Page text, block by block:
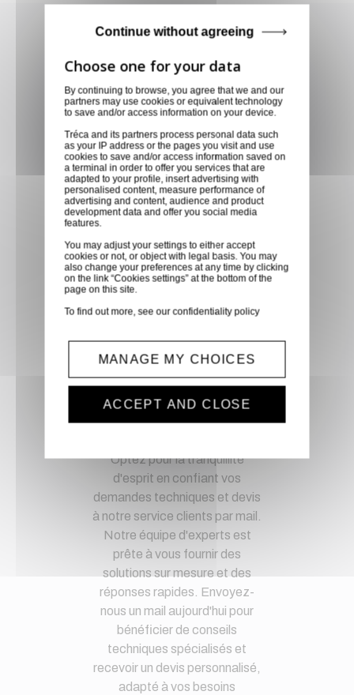
Achetez en toute confiance
Notre équipe est à votre service depuis 20 ans.
Livraison via GLS
Retirer vos produits
directement en magasin ou
faites vous livrer chez vous ou
dans les points relais de notre
France métropolitaine et en
Europe entre 24h et 48h après
mise à disposition des produits
Optez pour la tranquillité
d'esprit en confiant vos
demandes techniques et devis
à notre service clients par mail.
Notre équipe d'experts est
prête à vous fournir des
solutions sur mesure et des
réponses rapides. Envoyez-
nous un mail aujourd'hui pour
bénéficier de conseils
techniques spécialisés et
recevoir un devis personnalisé,
adapté à vos besoins
By continuing to browse, you agree that we and our
partners may use cookies or equivalent technology
to save and/or access information on your device.
Tréca and its partners process personal data such
as your IP address or the pages you visit and use
cookies to save and/or access information saved on
a terminal in order to offer you services that are
adapted to your profile, insert advertising with
personalised content, measure performance of
advertising and content, audience and product
development data and offer you social media
features.
You may adjust your settings to either accept
cookies or not, or object with legal basis. You may
also change your preferences at any time by clicking
on the link “Cookies settings” at the bottom of the
page on this site.
To find out more, see ourconfidentiality policy
Continue without agreeing
MANAGE MY CHOICES
ACCEPT AND CLOSE